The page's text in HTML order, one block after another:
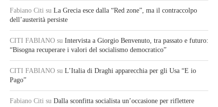
Fabiano Citi su La Grecia esce dalla “Red zone”, ma il contraccolpo
dell’austerità persiste
CITI FABIANO su Intervista a Giorgio Benvenuto, tra passato e futuro:
“Bisogna recuperare i valori del socialismo democratico”
CITI FABIANO su L’Italia di Draghi apparecchia per gli Usa “E io
Pago”
Fabiano Citi su Dalla sconfitta socialista un’occasione per riflettere